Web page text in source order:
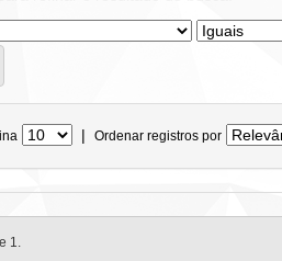
| Ordenar registros por
1.